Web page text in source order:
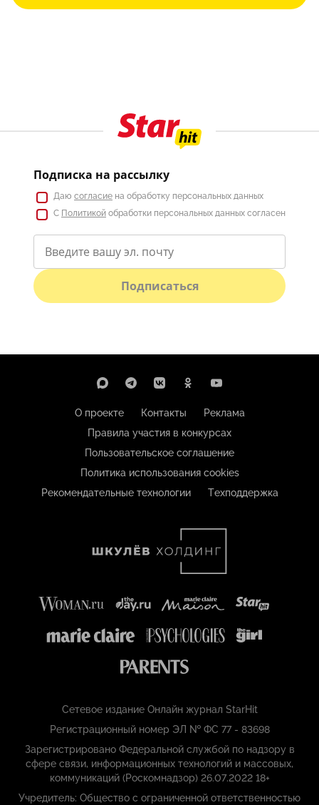
Подписка на рассылку
Даю согласие на обработку персональных данных
С Политикой обработки персональных данных согласен
Подписаться
О проекте Контакты
Реклама
Правила участия в конкурсах
Пользовательское соглашение
Политика использования cookies
Рекомендательные технологии
Техподдержка
Сетевое издание Онлайн журнал StarHit
Регистрационный номер ЭЛ № ФС 77 - 83698
Зарегистрировано Федеральной службой по надзору в
сфере связи, информационных технологий и массовых,
коммуникаций (Роскомнадзор) 26.07.2022 18+
Учредитель: Общество с ограниченной ответственностью